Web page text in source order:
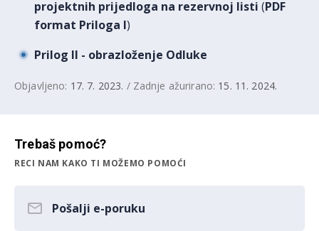
projektnih prijedloga na rezervnoj listi (PDF
format Priloga I)
Prilog II - obrazloženje Odluke
Objavljeno: 17. 7. 2023. / Zadnje ažurirano: 15. 11. 2024.
Trebaš pomoć?
RECI NAM KAKO TI MOŽEMO POMOĆI
Pošalji e-poruku